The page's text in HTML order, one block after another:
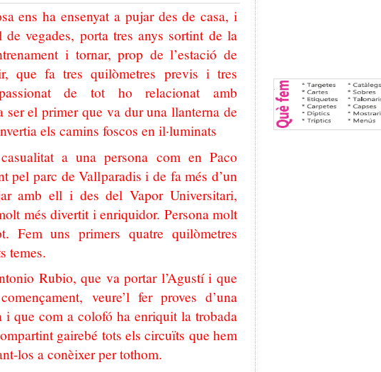
ens ha ensenyat a pujar des de casa, i
de vegades, porta tres anys sortint de la
i tornar, prop de l’estació de
que fa tres quilòmetres previs i tres
de tot ho relacionat amb
ser el primer que va dur una llanterna de
els camins foscos en il·luminats
a una persona com en Paco
pel parc de Vallparadis i de fa més d’un
amb ell i des del Vapor Universitari,
més divertit i enriquidor. Persona molt
Fem uns primers quatre quilòmetres
temes.
Rubio, que va portar l’Agustí i que
veure’l fer proves d’una
i que com a colofó ha enriquit la trobada
gairebé tots els circuïts que hem
los a conèixer per tothom.